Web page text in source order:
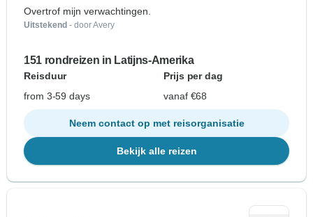
Overtrof mijn verwachtingen.
Uitstekend - door Avery
151 rondreizen in Latijns-Amerika
Reisduur
Prijs per dag
from 3-59 days
vanaf €68
Neem contact op met reisorganisatie
Bekijk alle reizen